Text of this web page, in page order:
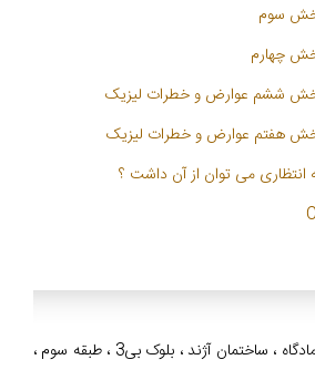
سوم
چهارم
ششم عوارض و خطرات لیزیک
هفتم عوارض و خطرات لیزیک
می توان از آن داشت ؟
آدرس مطب : اصفهان ، آمادگاه ، ساختمان آژند ، بلوک بی3 ، طبقه سوم ،